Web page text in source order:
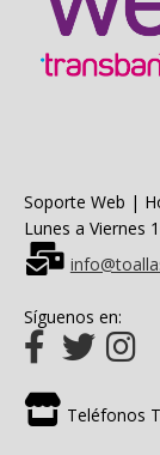
Soporte Web |
Lunes a Viernes
Síguenos en:
Teléfonos